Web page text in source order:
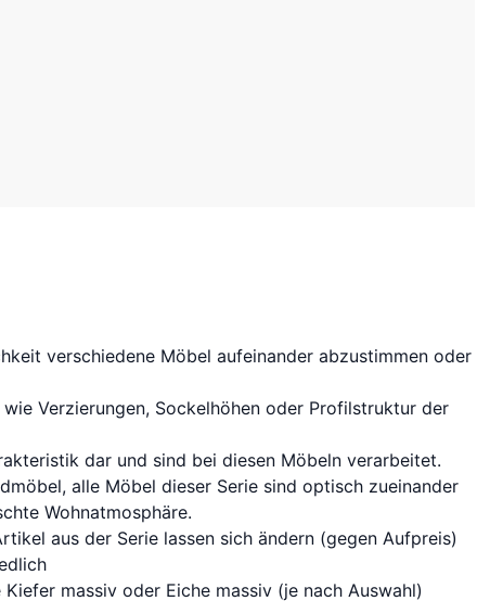
verschiedene Möbel aufeinander abzustimmen oder
Verzierungen, Sockelhöhen oder Profilstruktur der
dar und sind bei diesen Möbeln verarbeitet.
alle Möbel dieser Serie sind optisch zueinander
Wohnatmosphäre.
aus der Serie lassen sich ändern (gegen Aufpreis)
massiv oder Eiche massiv (je nach Auswahl)